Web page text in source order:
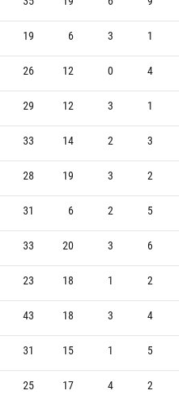
19 6 3 1
26 12 0 4
29 12 3 1
33 14 2 3
28 19 3 2
31 6 2 5
33 20 3 6
23 18 1 2
43 18 3 4
31 15 1 5
25 17 4 2